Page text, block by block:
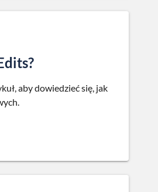
aby dowiedzieć się, jak